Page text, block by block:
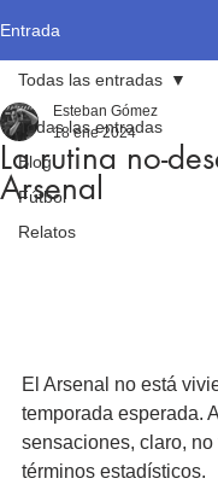
Entrada
Todas las entradas
Blog
Fútbol
Relatos
Todas las entradas
La rutina no-
Arsenal
Esteban Gómez
18 ene 2024
El Arsenal no está
temporada esperada.
sensaciones, claro, no
términos estadísticos.